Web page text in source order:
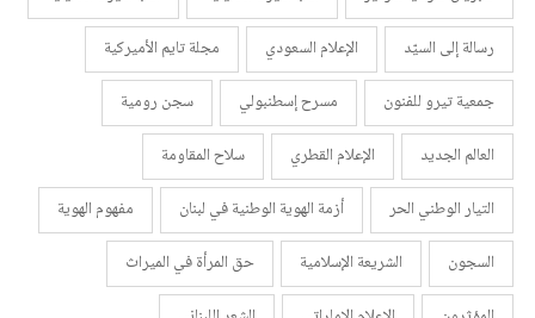
رسالة إلى السيّد
الإعلام السعودي
مجلة تايم الأميركية
جمعية تيرو للفنون
مسرح إسطنبولي
سجن رومية
العالم الجديد
الإعلام القطري
سلاح المقاومة
التيار الوطني الحر
أزمة الهوية الوطنية في لبنان
مفهوم الهوية
السجون
الشريعة الإسلامية
حق المرأة في الميراث